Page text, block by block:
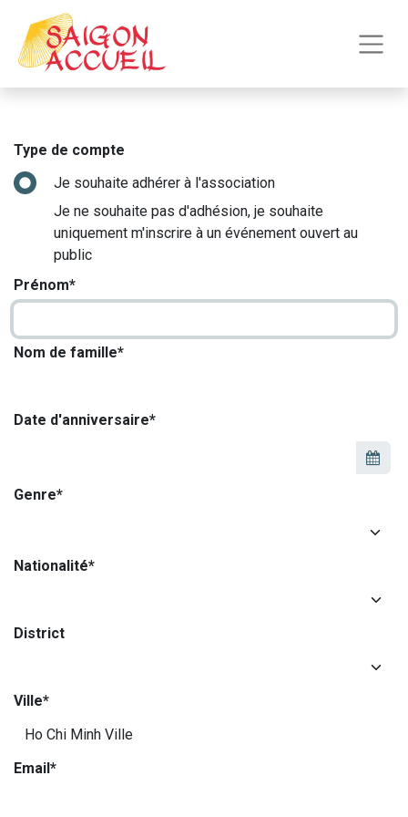
Type de compte
Je souhaite adhérer à l'association
Je ne souhaite pas d'adhésion, je souhaite
uniquement m'inscrire à un événement ouvert au
public
Prénom*
Nom de famille*
Date d'anniversaire*
Genre*
Nationalité*
District
Ville*
Email*